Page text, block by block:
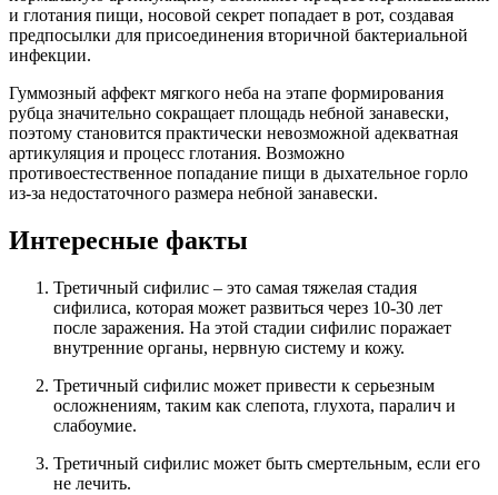
и глотания пищи, носовой секрет попадает в рот, создавая
предпосылки для присоединения вторичной бактериальной
инфекции.
Гуммозный аффект мягкого неба на этапе формирования
рубца значительно сокращает площадь небной занавески,
поэтому становится практически невозможной адекватная
артикуляция и процесс глотания. Возможно
противоестественное попадание пищи в дыхательное горло
из-за недостаточного размера небной занавески.
Интересные факты
Третичный сифилис – это самая тяжелая стадия
сифилиса, которая может развиться через 10-30 лет
после заражения. На этой стадии сифилис поражает
внутренние органы, нервную систему и кожу.
Третичный сифилис может привести к серьезным
осложнениям, таким как слепота, глухота, паралич и
слабоумие.
Третичный сифилис может быть смертельным, если его
не лечить.